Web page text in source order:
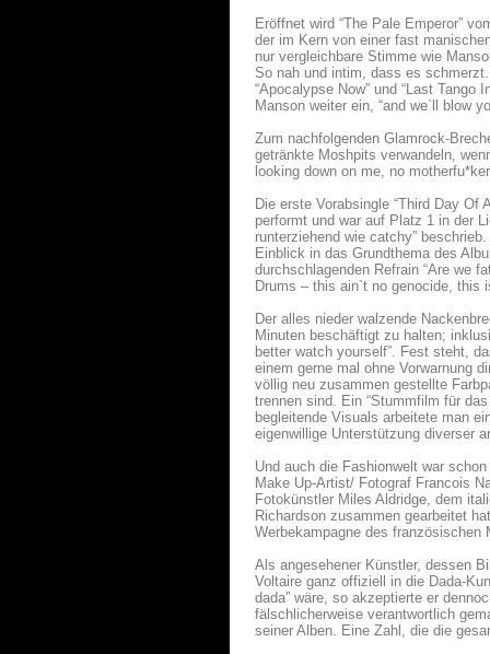
Eröffnet wird “The Pale Emperor”
der im Kern von einer fast
nur vergleichbare Stimme wie
So nah und intim, dass es
“Apocalypse Now” und “Last Tango
Manson weiter ein, “and we`ll blow
Zum nachfolgenden Glamrock-
getränkte Moshpits verwandeln,
looking down on me, no
Die erste Vorabsingle “Third Day
performt und war auf Platz 1 in der
runterziehend wie catchy”
Einblick in das Grundthema des
durchschlagenden Refrain “Are we
Drums – this ain`t no genocide, this
Der alles nieder walzende
Minuten beschäftigt zu halten;
better watch yourself”. Fest steht,
einem gerne mal ohne Vorwarnung
völlig neu zusammen gestellte
trennen sind. Ein “Stummfilm für
begleitende Visuals arbeitete man
eigenwillige Unterstützung diverser
Und auch die Fashionwelt war
Make Up-Artist/ Fotograf Francois
Fotokünstler Miles Aldridge, dem
Richardson zusammen gearbeitet
Werbekampagne des französischen
Als angesehener Künstler, dessen
Voltaire ganz offiziell in die Dada-
dada” wäre, so akzeptierte er
fälschlicherweise verantwortlich
seiner Alben. Eine Zahl, die die